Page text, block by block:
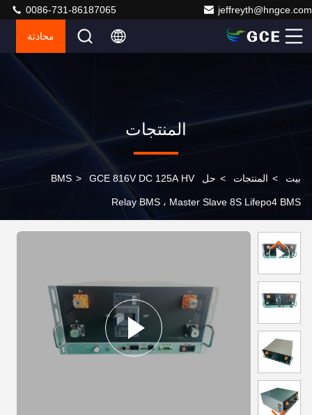
jeffreyth@hngce.com
0086-731-86187065
محادثة
المنتجات
بيت > المنتجات > حل BMS > GCE 816V DC 125A HV
Relay BMS ، Master Slave 8S Lifepo4 BMS